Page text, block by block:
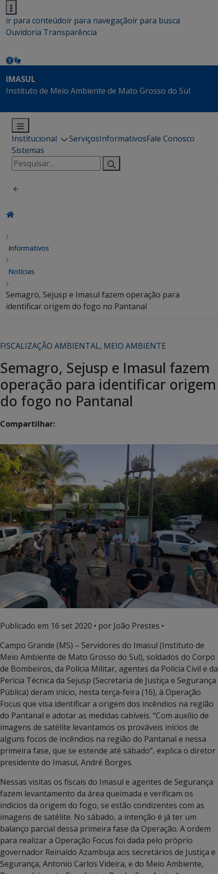
ir para conteúdoir para navegaçãoir para busca
Ouvidoria Transparência
IMASUL
Instituto de Meio Ambiente de Mato Grosso do Sul
Institucional ServiçosInformativosFale Conosco
Sistemas
Pesquisar
por:
Informativos
Notícias
Semagro, Sejusp e Imasul fazem operação para
identificar origem do fogo no Pantanal
FISCALIZAÇÃO AMBIENTAL, MEIO AMBIENTE
Semagro, Sejusp e Imasul fazem
operação para identificar origem
do fogo no Pantanal
Compartilhar:
Publicado em 16 set 2020 • por João Prestes •
Campo Grande (MS) – Servidores do Imasul (Instituto de
Meio Ambiente de Mato Grosso do Sul), soldados do Corpo
de Bombeiros, da Polícia Militar, agentes da Polícia Civil e da
Perícia Técnica da Sejusp (Secretaria de Justiça e Segurança
Pública) deram início, nesta terça-feira (16), à Operação
Focus que visa identificar a origem dos incêndios na região
do Pantanal e adotar as medidas cabíveis. “Com auxílio de
imagens de satélite levantamos os prováveis inícios de
alguns focos de incêndios na região do Pantanal e nessa
primeira fase, que se estende até sábado”, explica o diretor
presidente do Imasul, André Borges.
Nessas visitas os fiscais do Imasul e agentes de Segurança
fazem levantamento da área queimada e verificam os
indícios da origem do fogo, se estão condizentes com as
imagens de satélite. No sábado, a intenção é já ter um
balanço parcial dessa primeira fase da Operação. A ordem
para realizar a Operação Focus foi dada pelo próprio
governador Reinaldo Azambuja aos secretários de Justiça e
Segurança, Antonio Carlos Videira, e do Meio Ambiente,